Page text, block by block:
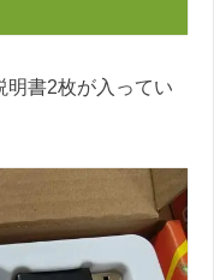
明書2枚が入ってい